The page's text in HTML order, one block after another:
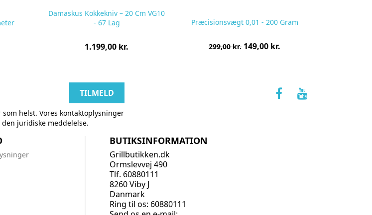
Damaskus Kokkekniv – 20 Cm VG10
- 67 Lag
Pris
1.199,00 kr.
Præcisionsvægt 0,01 - 200 Gram
Normalpris
299,00 kr. Pris
149,00 kr.
helst. Vores kontaktoplysninger
juridiske meddelelse.
BUTIKSINFORMATION
Grillbutikken.dk
Ormslevvej 490
Tlf. 60880111
8260 Viby J
Danmark
Ring til os: 60880111